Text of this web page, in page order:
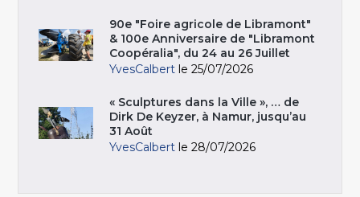
90e "Foire agricole de Libramont"
& 100e Anniversaire de "Libramont
Coopéralia", du 24 au 26 Juillet
YvesCalbert le 25/07/2026
« Sculptures dans la Ville », … de
Dirk De Keyzer, à Namur, jusqu’au
31 Août
YvesCalbert le 28/07/2026